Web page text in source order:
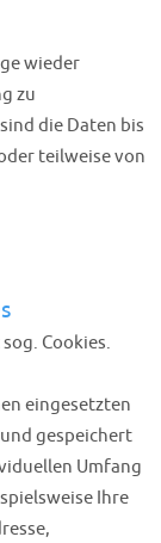
wieder
zu
die Daten bis
teilweise von
Cookies.
eingesetzten
gespeichert
Umfang
Ihre